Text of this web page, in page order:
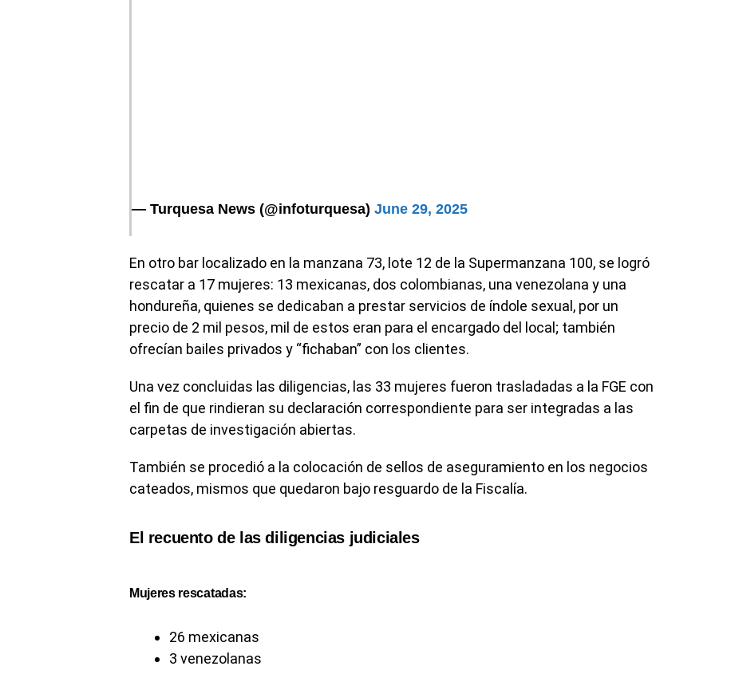
— Turquesa News (@infoturquesa) June 29, 2025
En otro bar localizado en la manzana 73, lote 12 de la Supermanzana 100, se logró
rescatar a 17 mujeres: 13 mexicanas, dos colombianas, una venezolana y una
hondureña, quienes se dedicaban a prestar servicios de índole sexual, por un
precio de 2 mil pesos, mil de estos eran para el encargado del local; también
ofrecían bailes privados y “fichaban” con los clientes.
Una vez concluidas las diligencias, las 33 mujeres fueron trasladadas a la FGE con
el fin de que rindieran su declaración correspondiente para ser integradas a las
carpetas de investigación abiertas.
También se procedió a la colocación de sellos de aseguramiento en los negocios
cateados, mismos que quedaron bajo resguardo de la Fiscalía.
El recuento de las diligencias judiciales
Mujeres rescatadas:
26 mexicanas
3 venezolanas